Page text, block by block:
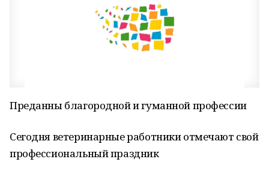
Преданны благородной и гуманной профессии
Сегодня ветеринарные работники отмечают свой
профессиональный праздник